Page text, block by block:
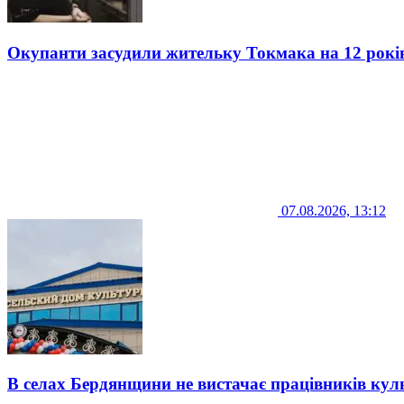
Окупанти засудили жительку Токмака на 12
07.08.2026, 13:12
В селах Бердянщини не вистачає працівників